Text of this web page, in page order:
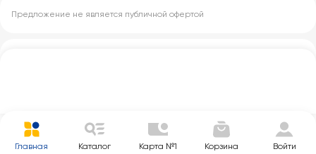
Предложение не является публичной офертой
Главная Каталог Карта №1 Корзина Войти